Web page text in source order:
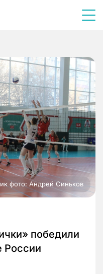
фото: Андрей Синьков
победили
России